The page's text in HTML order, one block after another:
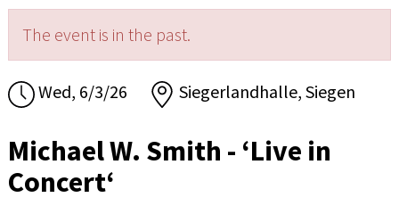
The event is in the past.
Wed, 6/3/26 Siegerlandhalle, Siegen
Michael W. Smith - ‘Live in
Concert‘